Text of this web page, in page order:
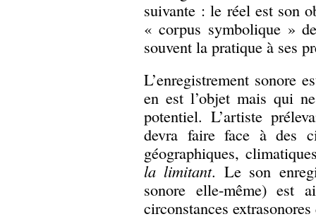
suivante : le réel est son
« corpus symbolique »
souvent la pratique à ses
L’enregistrement sonore
en est l’objet mais qui
potentiel. L’artiste
devra faire face à des
géographiques,
la limitant. Le son
sonore elle-même) est
circonstances